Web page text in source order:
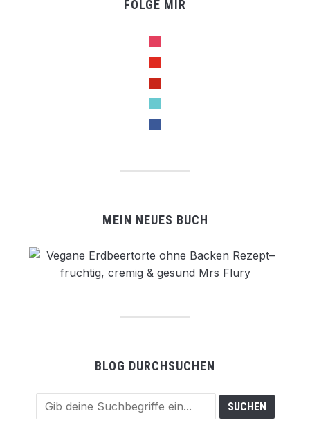
FOLGE MIR
instagram
youtube
pinterest
tiktok
facebook
MEIN NEUES BUCH
BLOG DURCHSUCHEN